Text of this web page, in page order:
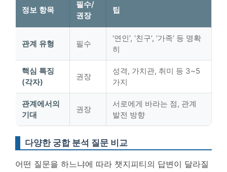
정보 항목
필수/
권장
팁
관계 유형 필수
‘연인’, ‘친구’, ‘가족’ 등 명확
히
핵심 특징
(각자)
권장
성격, 가치관, 취미 등 3~5
가지
관계에서의
기대
권장
서로에게 바라는 점, 관계
발전 방향
다양한 궁합 분석 질문 비교
어떤 질문을 하느냐에 따라 챗지피티의 답변이 달라질